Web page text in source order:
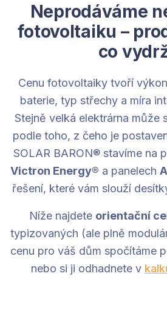
Neprodáváme
fotovoltaiku –
co
Cenu fotovoltaiky tvoří
baterie, typ střechy a míra
Stejně velká elektrárna může
podle toho, z čeho je
SOLAR BARON® stavíme na
Victron Energy® a panelech
řešení, které vám slouží
Níže najdete orientační
typizovaných (ale plně
cenu pro váš dům spočítáme
nebo si ji odhadnete v